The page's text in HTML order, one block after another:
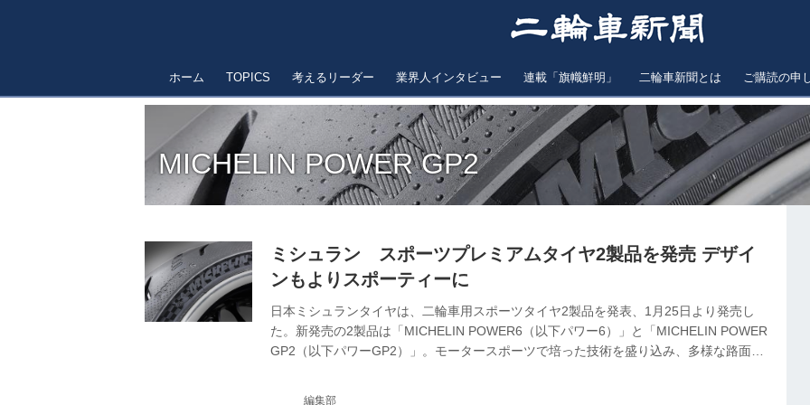
ホーム TOPICS 考えるリーダー 業界人インタビュー 連載「旗幟鮮明」 二輪車新聞とは ご購読の申
MICHELIN POWER GP2
ミシュラン スポーツプレミアムタイヤ2製品を発売 デザイ
ンもよりスポーティーに
日本ミシュランタイヤは、二輪車用スポーツタイヤ2製品を発表、1月25日より発売し
た。新発売の2製品は「MICHELIN POWER6（以下パワー6）」と「MICHELIN POWER
GP2（以下パワーGP2）」。モータースポーツで培った技術を盛り込み、多様な路面環
編集部